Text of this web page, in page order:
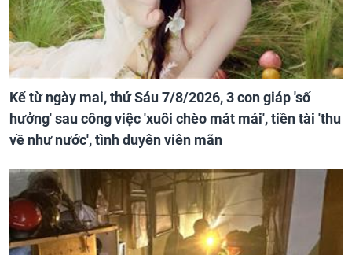
Kể từ ngày mai, thứ Sáu 7/8/2026, 3 con giáp 'số
hưởng' sau công việc 'xuôi chèo mát mái', tiền tài 'thu
về như nước', tình duyên viên mãn